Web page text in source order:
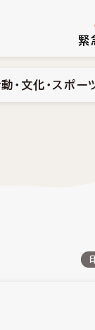
緊
活動・文化・スポーツ
・文化・スポー